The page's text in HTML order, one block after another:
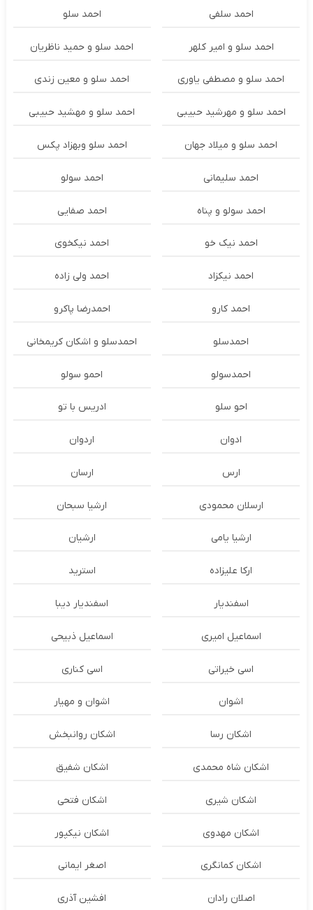
احمد سلفی احمد سلو
احمد سلو و امیر کلهر احمد سلو و حمید ناظریان
احمد سلو و مصطفی یاوری احمد سلو و معین زندی
احمد سلو و مهرشید حبیبی احمد سلو و مهشید حبیبی
احمد سلو و میلاد جهان احمد سلو وبهزاد پکس
احمد سلیمانی احمد سولو
احمد سولو و پناه احمد صفایی
احمد نیک خو احمد نیکخوی
احمد نیکزاد احمد ولی زاده
احمد کارو احمدرضا پاکرو
احمدسلو احمدسلو و اشکان کریمخانی
احمدسولو احمو سولو
احو سلو ادریس با تو
ادوان اردوان
ارس ارسان
ارسلان محمودی ارشیا سبحان
ارشیا یامی ارشیان
ارکا علیزاده استرید
اسفندیار اسفندیار دیبا
اسماعیل امیری اسماعیل ذبیحی
اسی خیراتی اسی کناری
اشوان اشوان و مهیار
اشکان رسا اشکان روانبخش
اشکان شاه محمدی اشکان شفیق
اشکان شیری اشکان فتحی
اشکان مهدوی اشکان نیکپور
اشکان‌ کمانگری اصغر ایمانی
اصلان رادان افشین آذری